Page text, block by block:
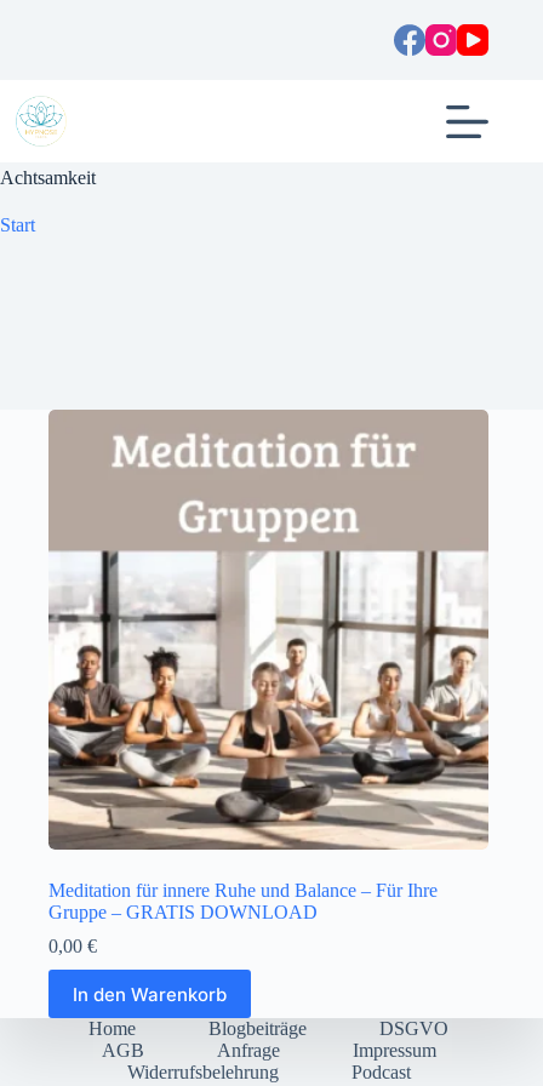
Achtsamkeit
Start
Meditation für innere Ruhe und Balance – Für Ihre
Gruppe – GRATIS DOWNLOAD
0,00 €
In den Warenkorb
Home Blogbeiträge
DSGVO
AGB
Anfrage
Impressum
Widerrufsbelehrung
Podcast